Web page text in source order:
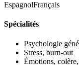
EspagnolFrançais
Spécialités
Psychologie
Stress, burn-out
Émotions,